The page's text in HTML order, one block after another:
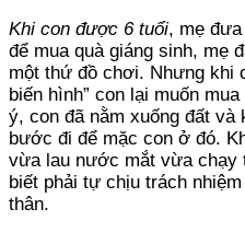
Khi con được 6 tuổi, mẹ
để mua quà giáng sinh, mẹ
một thứ đồ chơi. Nhưng khi
biến hình” con lại muốn
ý, con đã nằm xuống đất
bước đi để mặc con ở đó.
vừa lau nước mắt vừa chạy
biết phải tự chịu trách
thân.